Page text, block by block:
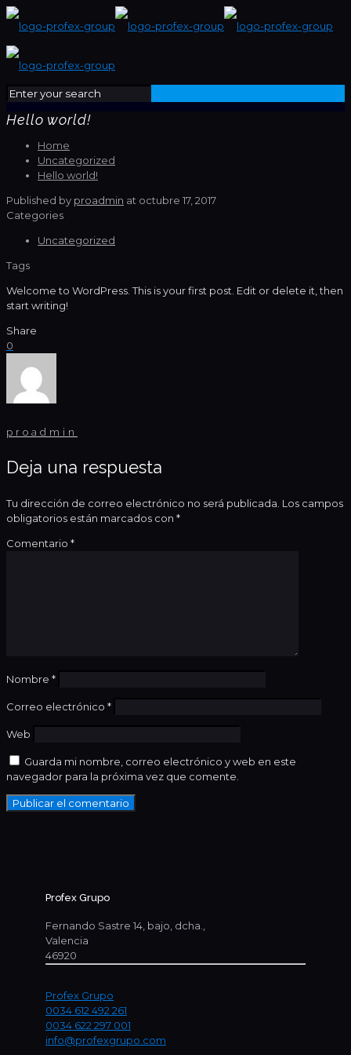
Hello world!
Home
Uncategorized
Hello world!
Published by proadmin at octubre 17, 2017
Categories
Uncategorized
Tags
Welcome to WordPress. This is your first post. Edit or delete it, then
start writing!
Share
0
proadmin
Deja una respuesta
Tu dirección de correo electrónico no será publicada. Los campos
obligatorios están marcados con *
Comentario *
Nombre *
Correo electrónico *
Web
Guarda mi nombre, correo electrónico y web en este
navegador para la próxima vez que comente.
Profex Grupo
Fernando Sastre 14, bajo, dcha.,
Valencia
46920
Profex Grupo
0034 612 492 261
0034 622 297 001
info@profexgrupo.com